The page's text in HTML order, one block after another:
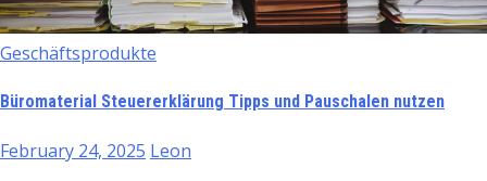
Geschäftsprodukte
Büromaterial Steuererklärung Tipps und Pauschalen nutzen
February 24, 2025 Leon